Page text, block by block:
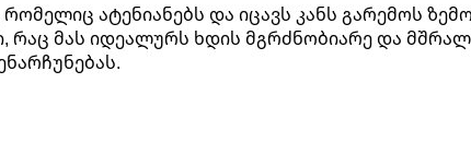
ატენიანებს და იცავს კანს გარემოს
რაც მას იდეალურს ხდის მგრძნობიარე და